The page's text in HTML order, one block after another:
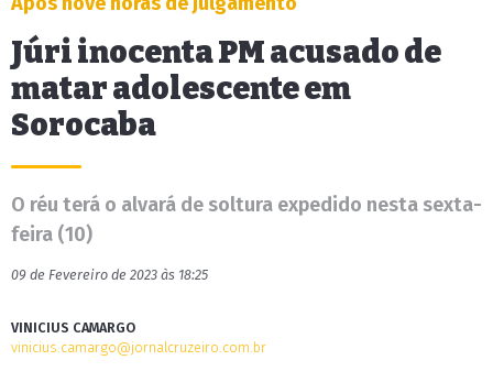
Júri inocenta PM acusado de
matar adolescente em
Sorocaba
O réu terá o alvará de soltura expedido nesta sexta-
feira (10)
09 de Fevereiro de 2023 às 18:25
VINICIUS CAMARGO
vinicius.camargo@jornalcruzeiro.com.br